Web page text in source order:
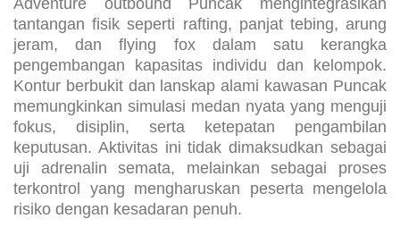
Adventure outbound Puncak mengintegrasikan
tantangan fisik seperti rafting, panjat tebing, arung
jeram, dan flying fox dalam satu kerangka
pengembangan kapasitas individu dan kelompok.
Kontur berbukit dan lanskap alami kawasan Puncak
memungkinkan simulasi medan nyata yang menguji
fokus, disiplin, serta ketepatan pengambilan
keputusan. Aktivitas ini tidak dimaksudkan sebagai
uji adrenalin semata, melainkan sebagai proses
terkontrol yang mengharuskan peserta mengelola
risiko dengan kesadaran penuh.